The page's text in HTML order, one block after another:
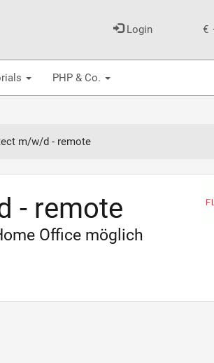
€
Login
PHP & Co.
m/w/d - remote
- remote
Office möglich